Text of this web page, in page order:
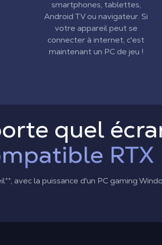
smartphones, tablettes,
Android TV ou navigateur. Si
votre appareil peut se
connecter à internet, c'est
maintenant un PC de jeu !
quel
RTX
**, avec la puissance d'un PC gaming